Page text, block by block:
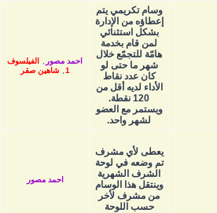
وسام تكريمي يتم
إعطاؤه من الإدارة
بشكل استثنائي
لمن قام بخدمة
هامّة للتجمّع خلال
شهر ما حتى لو
كان عدد نقاط
الأداء لديه أقل من
120 نقطة.
ويستمر مع العضو
لشهر واحد.
احمد مصور
الفيلسوف
1
شاهين صقر
يعطى لأي مشرف
تم وضعه في لوحة
الشرف الشهرية
وينتقل هذا الوسام
من مشرف لأخر
حسب اللوحة
احمد مصور